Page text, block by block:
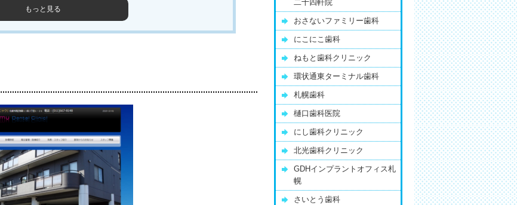
もっと見る
二十四軒院
おさないファミリー歯科
にこにこ歯科
ねもと歯科クリニック
環状通東ターミナル歯科
札幌歯科
樋口歯科医院
にし歯科クリニック
北光歯科クリニック
GDHインプラントオフィス札
幌
さいとう歯科